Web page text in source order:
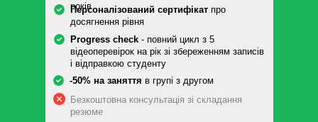
років
Персоналізований сертифікат про
досягнення рівня
Безкоштовна консультація зі складання
резюме
Progress check - повний цикл з 5
відеоперевірок на рік зі збереженням записів
і відправкою студенту
-50% на заняття в групі з другом